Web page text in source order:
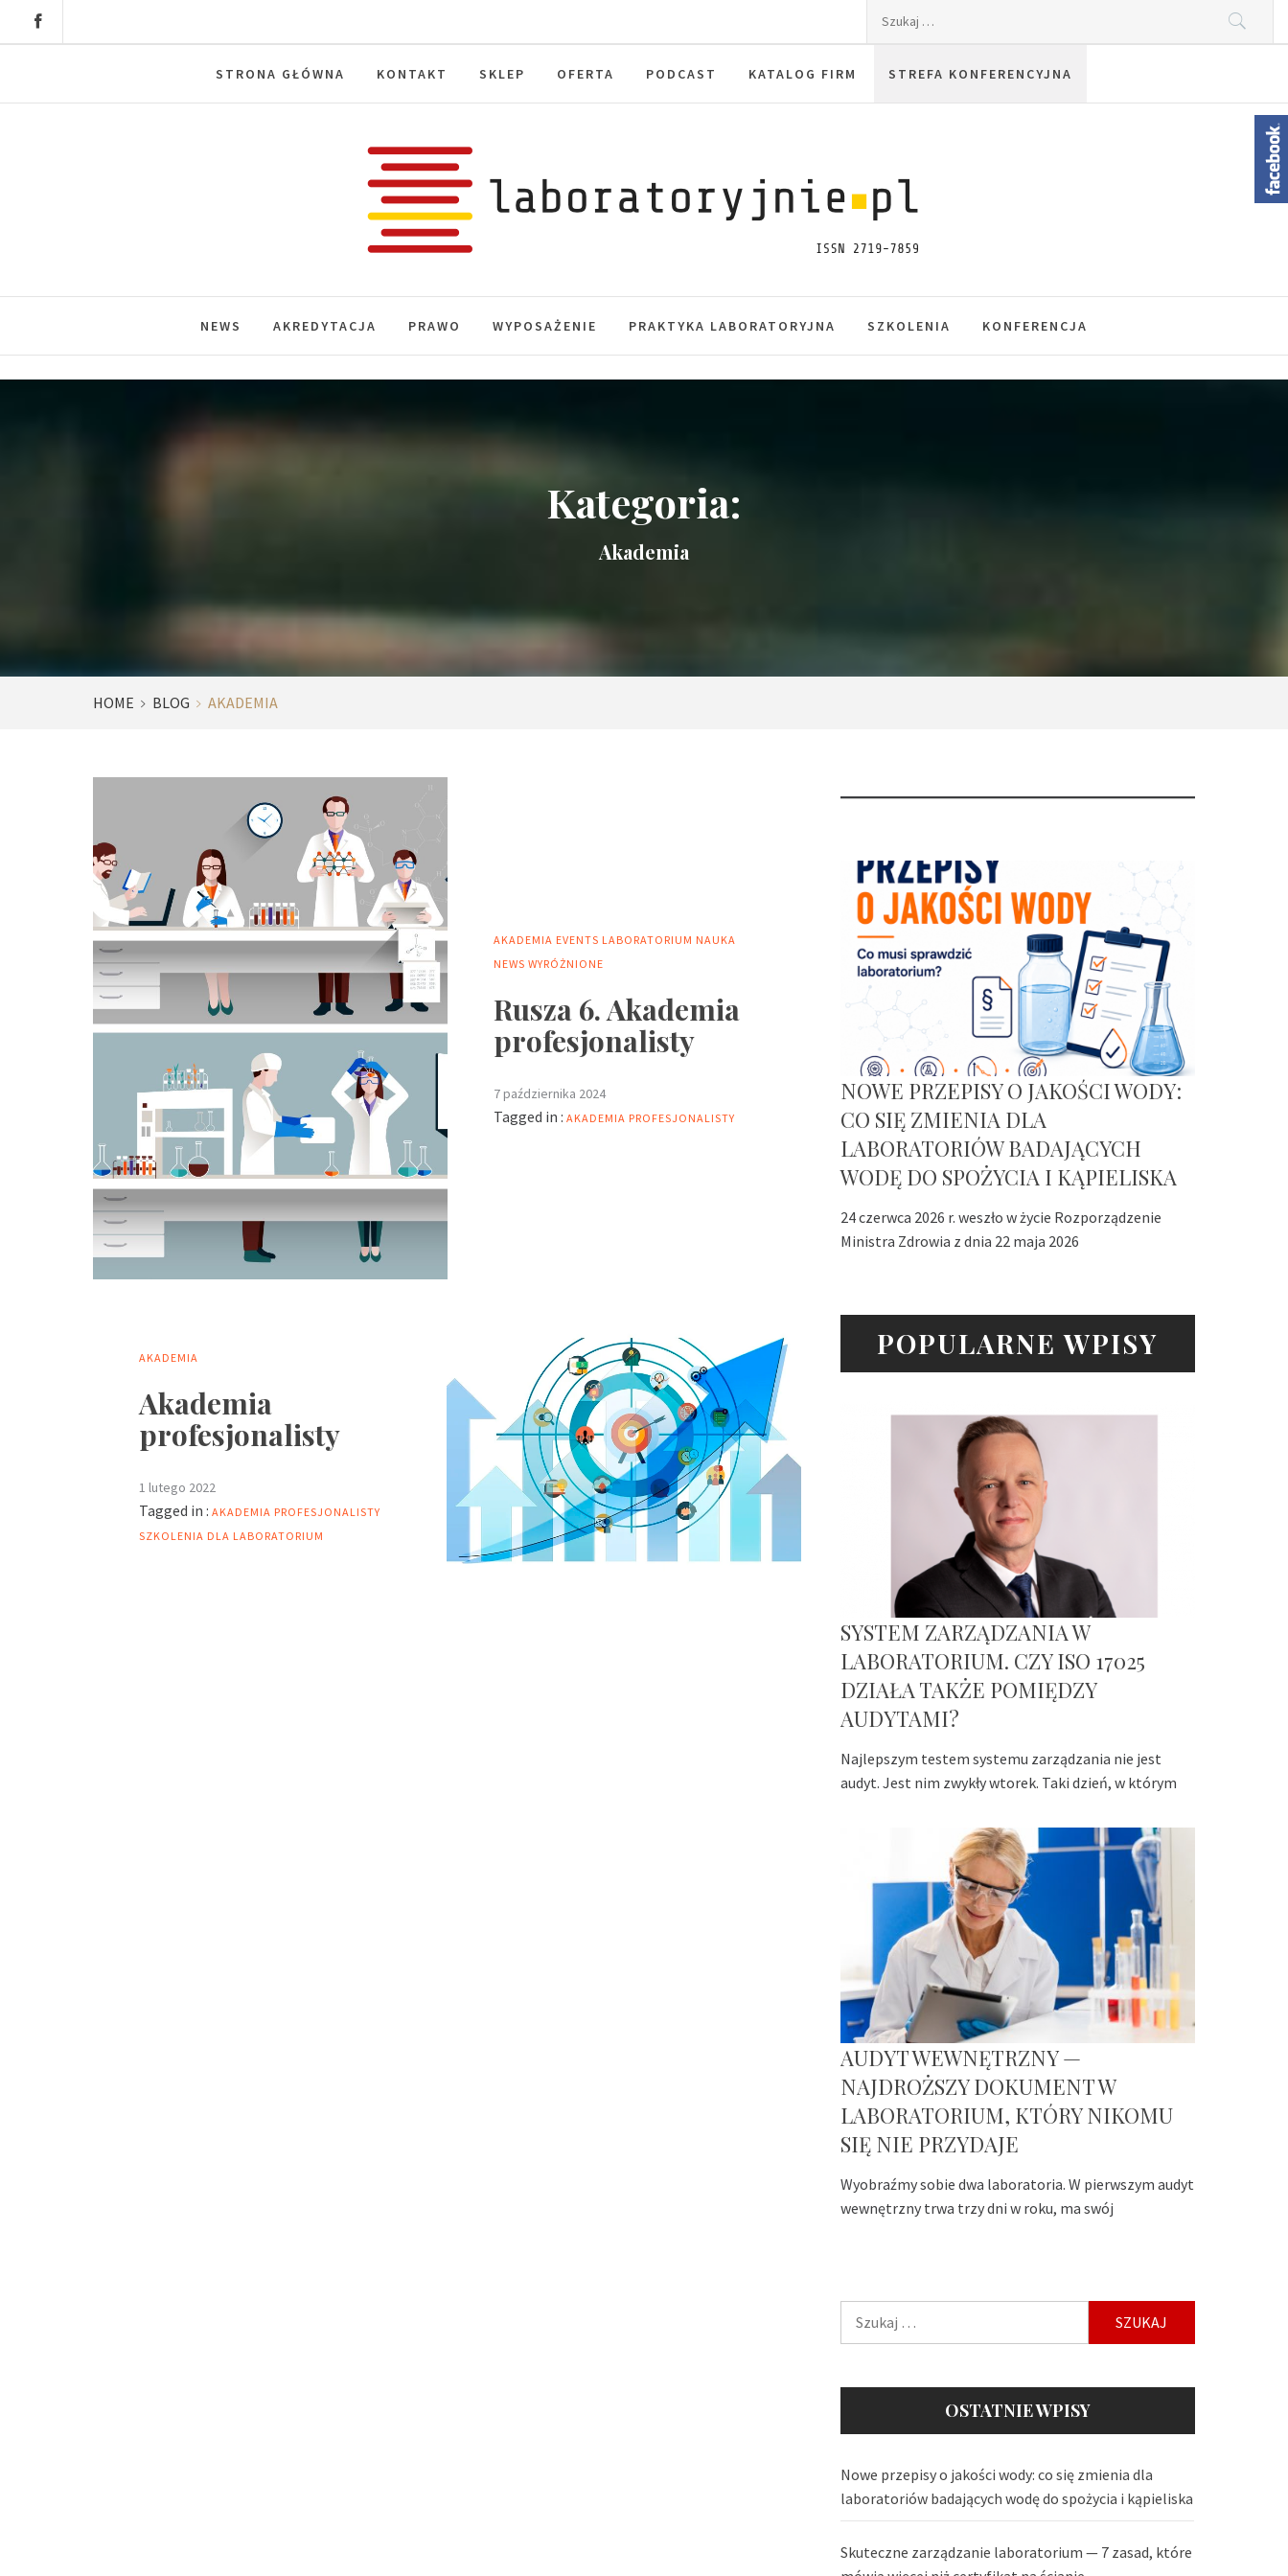
STRONA GŁÓWNA KONTAKT SKLEP OFERTA PODCAST KATALOG FIRM STREFA KONFERENCYJNA
Laboratoryjnie.pl
NEWS AKREDYTACJA PRAWO WYPOSAŻENIE PRAKTYKA LABORATORYJNA SZKOLENIA KONFERENCJA
Kategoria:
Akademia
HOME BLOG AKADEMIA
AKADEMIA EVENTS LABORATORIUM NAUKA
NEWS WYRÓŻNIONE
Rusza 6. Akademia
profesjonalisty
7 października 2024
Tagged in : AKADEMIA PROFESJONALISTY
AKADEMIA
Akademia
profesjonalisty
1 lutego 2022
Tagged in : AKADEMIA PROFESJONALISTY
SZKOLENIA DLA LABORATORIUM
NOWE PRZEPISY O JAKOŚCI WODY:
CO SIĘ ZMIENIA DLA
LABORATORIÓW BADAJĄCYCH
WODĘ DO SPOŻYCIA I KĄPIELISKA
24 czerwca 2026 r. weszło w życie Rozporządzenie
Ministra Zdrowia z dnia 22 maja 2026
POPULARNE WPISY
SYSTEM ZARZĄDZANIA W
LABORATORIUM. CZY ISO 17025
DZIAŁA TAKŻE POMIĘDZY
AUDYTAMI?
Najlepszym testem systemu zarządzania nie jest
audyt. Jest nim zwykły wtorek. Taki dzień, w którym
AUDYT WEWNĘTRZNY —
NAJDROŻSZY DOKUMENT W
LABORATORIUM, KTÓRY NIKOMU
SIĘ NIE PRZYDAJE
Wyobraźmy sobie dwa laboratoria. W pierwszym audyt
wewnętrzny trwa trzy dni w roku, ma swój
OSTATNIE WPISY
Nowe przepisy o jakości wody: co się zmienia dla
laboratoriów badających wodę do spożycia i kąpieliska
Skuteczne zarządzanie laboratorium — 7 zasad, które